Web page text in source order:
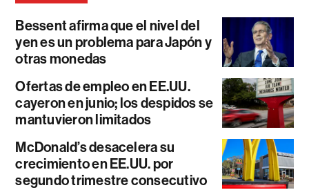
Bessent afirma que el nivel del
yen es un problema para Japón y
otras monedas
Ofertas de empleo en EE.UU.
cayeron en junio; los despidos se
mantuvieron limitados
McDonald’s desacelera su
crecimiento en EE.UU. por
segundo trimestre consecutivo